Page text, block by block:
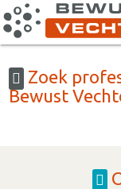
Zoek
Bewust